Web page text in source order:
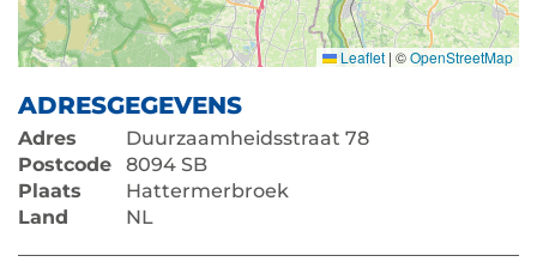
Leaflet | ©OpenStreetMap
ADRESGEGEVENS
Adres
Duurzaamheidsstraat 78
Postcode
8094 SB
Plaats
Hattermerbroek
Land
NL